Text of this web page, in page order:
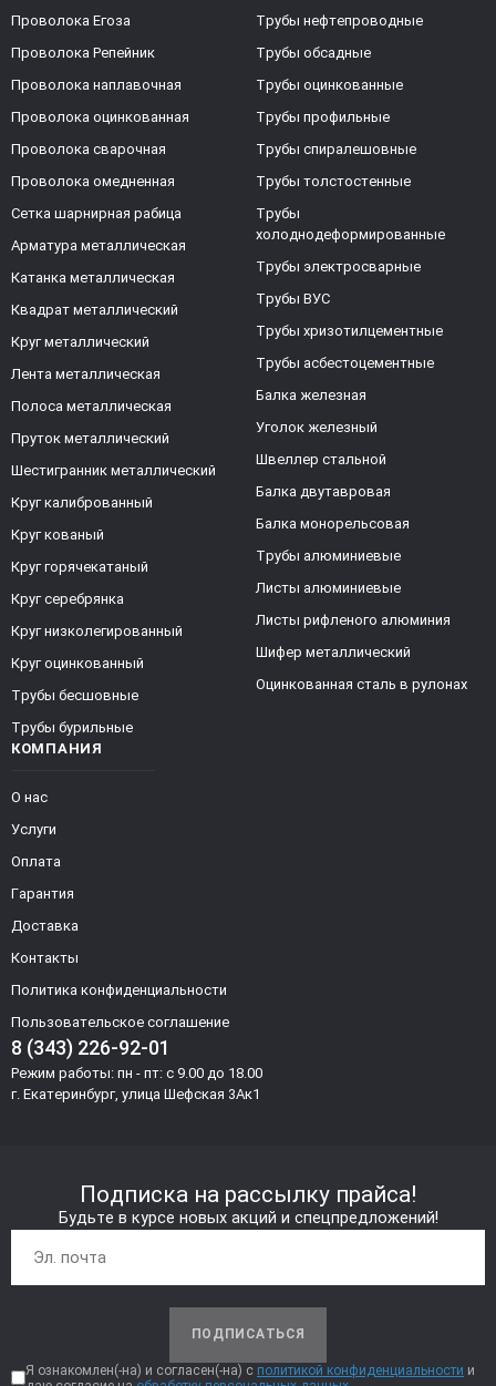
КОМПАНИЯ
О нас
Услуги
Оплата
Гарантия
Доставка
Контакты
Политика конфиденциальности
Пользовательское соглашение
8 (343) 226-92-01
Режим работы: пн - пт: с 9.00 до 18.00
г. Екатеринбург, улица Шефская 3Ак1
Проволока Егоза
Проволока Репейник
Проволока наплавочная
Проволока оцинкованная
Проволока сварочная
Проволока омедненная
Сетка шарнирная рабица
Арматура металлическая
Катанка металлическая
Квадрат металлический
Круг металлический
Лента металлическая
Полоса металлическая
Пруток металлический
Шестигранник металлический
Круг калиброванный
Круг кованый
Круг горячекатаный
Круг серебрянка
Круг низколегированный
Круг оцинкованный
Трубы бесшовные
Трубы бурильные
Трубы нефтепроводные
Трубы обсадные
Трубы оцинкованные
Трубы профильные
Трубы спиралешовные
Трубы толстостенные
Трубы
холоднодеформированные
Трубы электросварные
Трубы ВУС
Трубы хризотилцементные
Трубы асбестоцементные
Балка железная
Уголок железный
Швеллер стальной
Балка двутавровая
Балка монорельсовая
Трубы алюминиевые
Листы алюминиевые
Листы рифленого алюминия
Шифер металлический
Оцинкованная сталь в рулонах
Подписка на рассылку прайса!
Будьте в курсе новых акций и спецпредложений!
ПОДПИСАТЬСЯ
Я ознакомлен(-на) и согласен(-на) с политикой конфиденциальности и